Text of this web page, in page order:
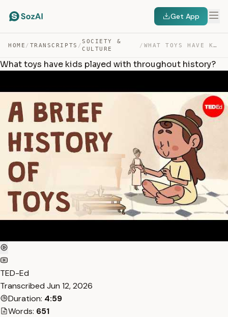
Get App
HOME / TRANSCRIPTS /
SOCIETY &
CULTURE
/ WHAT TOYS HAVE KIDS PLAYED WITH THROUGHOUT HISTORY? — TRANSCRIPT
What toys have kids played with throughout history?
TED-Ed
Transcribed Jun 12, 2026
Duration: 4:59
Words: 651